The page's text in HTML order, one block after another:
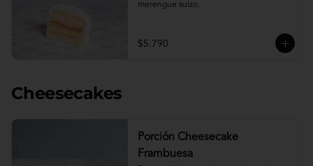
merengue suizo.
$5.790
Cheesecakes
Porción Cheesecake
Frambuesa